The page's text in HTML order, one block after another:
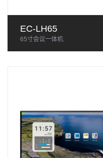
EC-LH65
65寸会议一体机